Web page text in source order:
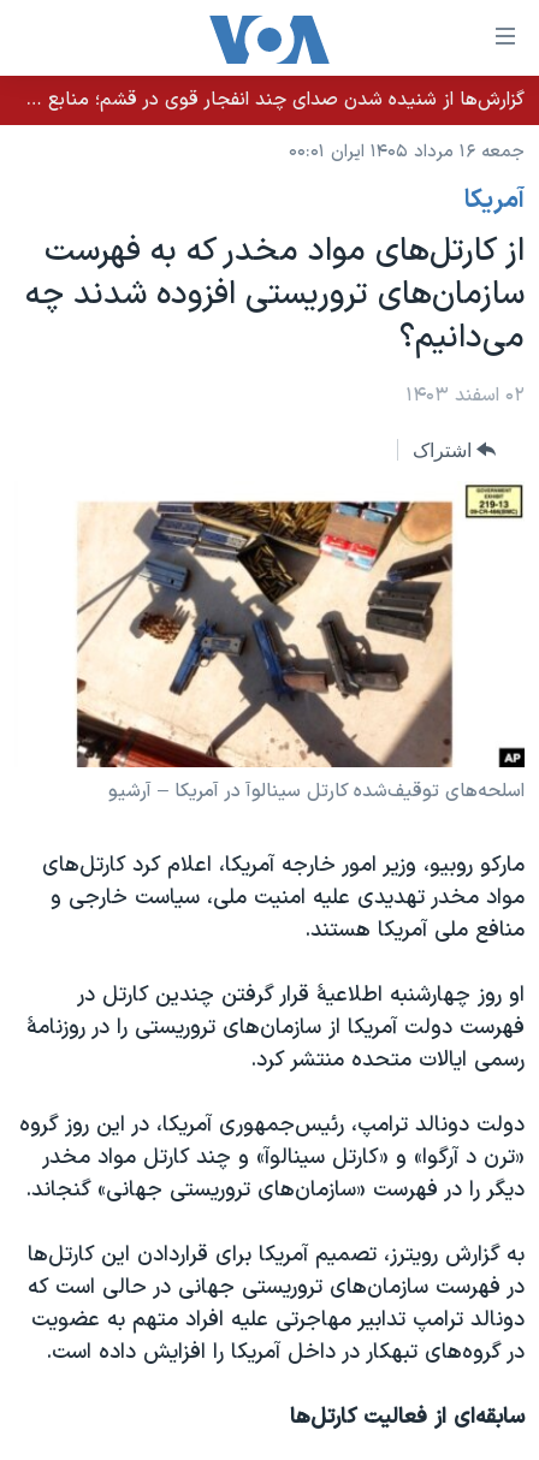
لینکهای
قابل
دسترسی
جهش
محتوای
اصلی
جهش
به
صفحه
جهش
خانه
نسخه سبک وب‌سایت
موضوع ها
ایران
آمریکا
جهان
ورزشی
ویدیوها
فرهنگ و زندگی
حقوق شهروندی
علم و فناوری
اسرائیل در جنگ
گالری عکس
برنامه های تلویزیونی
جدول برنامه ها
صفحه‌های ویژه
جام جهانی ۲۰۲۶
بایگانی برنامه‌های تلویزیونی
مستندها
انتخابات ریاست جمهوری آمریکا ۲۰۲۴
حمله جمهوری اسلامی به اسرائیل
رمز مهسا
ورزش زنان در ایران
اعتراضات زن، زندگی، آزادی
تریبونال مردمی آبان ۹۸
دادگاه حمید نوری
قانون شفافیت دارائی کادر رهبری ایران
اعتراضات مردمی آبان ۹۸
نرگس محمدی برنده جایزه نوبل صلح
همایش محافظه‌کاران آمریکا «سی‌پک»
سفر پرزیدنت ترامپ به چین
فرکانس‌های صدای آمریکا
پخش رادیویی
یادگیری زبان انگلیسی
دنبال کنید
زبانهای مختلف
گزارش‌ها از شنیده شدن صدای چند انفجار قوی در قشم؛ منابع حکومتی می‌گویند درگیری در تنگه هرمز بود
جمعه ۱۶ مرداد ۱۴۰۵ ایران ۰۰:۰۱
آمريکا
از کارتل‌های مواد مخدر که به فهرست
سازمان‌‌های تروریستی افزوده شدند چه
می‌دانیم؟
۰۲ اسفند ۱۴۰۳
اشتراک
اسلحه‌های توقیف‌شده کارتل سینالوآ در آمریکا – آرشیو
مارکو روبیو، وزیر امور‌ خارجه آمریکا، اعلام کرد کارتل‌های
مواد مخدر تهدیدی علیه امنیت ملی، سیاست خارجی و
منافع ملی آمریکا هستند.
او روز چهارشنبه اطلاعیهٔ قرار‌ گرفتن چندین کارتل در
فهرست دولت آمریکا از سازمان‌های تروریستی را در روزنامهٔ
رسمی ایالات متحده منتشر کرد.
دولت دونالد ترامپ، رئیس‌جمهوری آمریکا، در این روز گروه
«ترن د آرگوا» و «کارتل سینالوآ» و چند کارتل مواد مخدر
دیگر را در فهرست «سازمان‌های تروریستی جهانی» گنجاند.
به گزارش رویترز، تصمیم آمریکا برای قرار‌دادن این کارتل‌ها
در فهرست سازمان‌های تروریستی جهانی در حالی است که
دونالد ترامپ تدابیر مهاجرتی علیه افراد متهم به عضویت
در گروه‌های تبهکار در داخل آمریکا را افزایش داده است.
سابقه‌ای از فعالیت کارتل‌ها